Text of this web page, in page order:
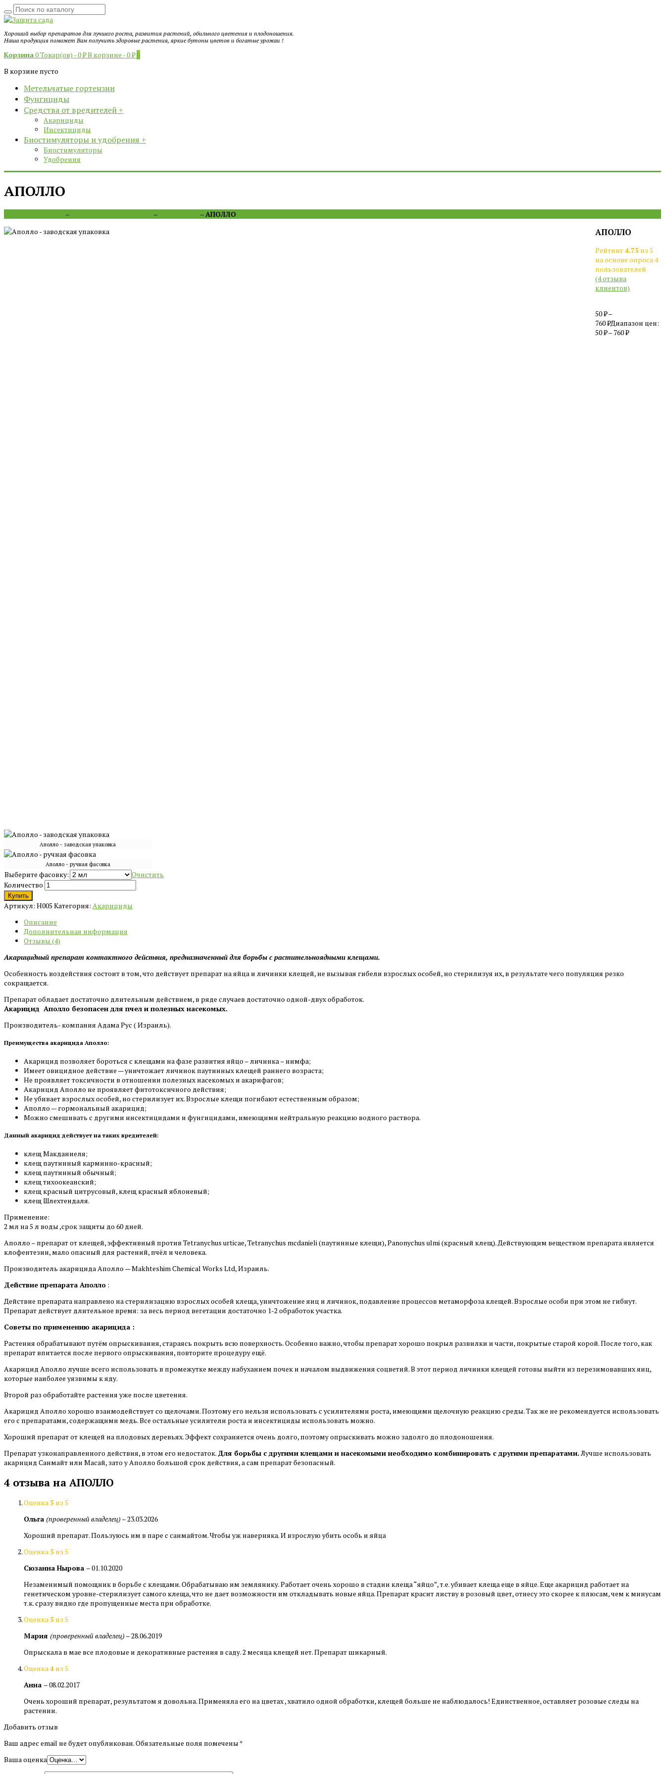
Хороший выбор препаратов для лучшего роста, развития растений, обильного цветения и плодоношения.
Наша продукция поможет Вам получить здоровые растения, яркие бутоны цветов и богатые урожаи !
Корзина0 Товар(ов) -0₽В корзине -0₽ 0
В корзине пусто
Метельчатые гортензии
Фунгициды
Средства от вредителей +
Акарициды
Инсектициды
Биостимуляторы и удобрения +
Биостимуляторы
Удобрения
АПОЛЛО
– – – АПОЛЛО
Аполло - заводская упаковка
Аполло - ручная фасовка
АПОЛЛО
Рейтинг4.75 из 5
на основе опроса4
пользователей
(4отзыва
клиентов)
50₽–
760₽Диапазон цен:
50 ₽ – 760 ₽
Выберите фасовку:
Очистить
Количество
Купить
Артикул: H005 Категория: Акарициды
Описание
Дополнительная информация
Отзывы (4)
Акарицидный препарат контактного действия, предназначенный для борьбы с растительноядными клещами.
Особенность воздействия состоит в том, что действует препарат на яйца и личинки клещей, не вызывая гибели взрослых особей, но стерилизуя их, в результате чего популяция резко
сокращается.
Препарат обладает достаточно длительным действием, в ряде случаев достаточно одной-двух обработок.
Акарицид Аполло безопасен для пчел и полезных насекомых.
Производитель- компания Адама Рус ( Израиль).
Преимущества акарицида Аполло:
Акарицид позволяет бороться с клещами на фазе развития яйцо – личинка – нимфа;
Имеет овицидное действие — уничтожает личинок паутинных клещей раннего возраста;
Не проявляет токсичности в отношении полезных насекомых и акарифагов;
Акарицид Аполло не проявляет фитотоксичного действия;
Не убивает взрослых особей, но стерилизует их. Взрослые клещи погибают естественным образом;
Аполло — гормональный акарицид;
Можно смешивать с другими инсектицидами и фунгицидами, имеющими нейтральную реакцию водного раствора.
Данный акарицид действует на таких вредителей:
клещ Макданиеля;
клещ паутинный карминно-красный;
клещ паутинный обычный;
клещ тихоокеанский;
клещ красный цитрусовый, клещ красный яблоневый;
клещ Шлехтендаля.
Применение:
2 мл на 5 л воды ,срок защиты до 60 дней.
Аполло – препарат от клещей, эффективный против Tetranychus urticaе, Tetranyсhus mсdanieli (паутинные клещи), Panonychus ulmi (красный клещ). Действующим веществом препарата является
клофентезин, мало опасный для растений, пчёл и человека.
Производитель акарицида Аполло — Makhteshim Chemical Works Ltd, Израиль.
Действие препарата Аполло :
Действие препарата направлено на стерилизацию взрослых особей клеща, уничтожение яиц и личинок, подавление процессов метаморфоза клещей. Взрослые особи при этом не гибнут.
Препарат действует длительное время: за весь период вегетации достаточно 1-2 обработок участка.
Советы по применению акарицида :
Растения обрабатывают путём опрыскивания, стараясь покрыть всю поверхность. Особенно важно, чтобы препарат хорошо покрыл развилки и части, покрытые старой корой. После того, как
препарат впитается после первого опрыскивания, повторите процедуру ещё.
Акарицид Аполло лучше всего использовать в промежутке между набуханием почек и началом выдвижения соцветий. В этот период личинки клещей готовы выйти из перезимовавших яиц,
которые наиболее уязвимы к яду.
Второй раз обработайте растения уже после цветения.
Акарицид Аполло хорошо взаимодействует со щелочами. Поэтому его нельзя использовать с усилителями роста, имеющими щелочную реакцию среды. Так же не рекомендуется использовать
его с препаратами, содержащими медь. Все остальные усилители роста и инсектициды использовать можно.
Хороший препарат от клещей на плодовых деревьях. Эффект сохраняется очень долго, поэтому опрыскивать можно задолго до плодоношения.
Препарат узконаправленного действия, в этом его недостаток. Для борьбы с другими клещами и насекомыми необходимо комбинировать с другими препаратами.Лучше использовать
акарицид Санмайт или Масай, зато у Аполло большой срок действия, а сам препарат безопасный.
4 отзыва наАПОЛЛО
Оценка5 из 5
Ольга (проверенный владелец) –23.03.2026
Хороший препарат. Пользуюсь им в паре с санмайтом. Чтобы уж наверняка. И взрослую убить особь и яйца
Оценка5 из 5
Сюзанна Нырова –01.10.2020
Незаменимый помощник в борьбе с клещами. Обрабатываю им землянику. Работает очень хорошо в стадии клеща “яйцо”, т.е. убивает клеща еще в яйце. Еще акарицид работает на
генетическом уровне-стерилизует самого клеща, что не дает возможности им откладывать новые яйца. Препарат красит листву в розовый цвет, отнесу это скорее к плюсам, чем к минусам
т.к. сразу видно где пропущенные места при обработке.
Оценка5 из 5
Мария (проверенный владелец) –28.06.2019
Опрыскала в мае все плодовые и декоративные растения в саду. 2 месяца клещей нет. Препарат шикарный.
Оценка4 из 5
Анна –08.02.2017
Очень хороший препарат, результатом я довольна. Применяла его на цветах , хватило одной обработки, клещей больше не наблюдалось! Единственное, оставляет розовые следы на
растении.
Добавить отзыв
Ваш адрес email не будет опубликован.Обязательные поля помечены *
Ваша оценка